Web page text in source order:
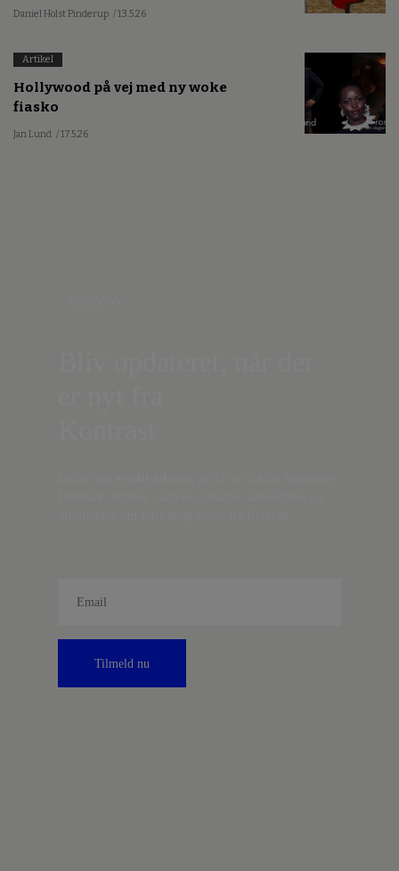
Daniel Holst Pinderup / 13.5.26
Artikel
Hollywood på vej med ny woke
fiasko
Jan Lund / 17.5.26
Tilmeld nu